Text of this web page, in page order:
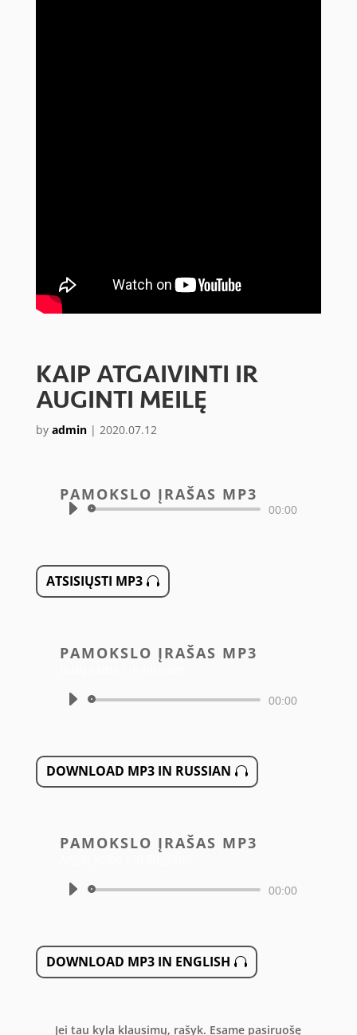
KAIP ATGAIVINTI IR
AUGINTI MEILĘ
by admin| 2020.07.12
PAMOKSLO ĮRAŠAS MP3
Audio
00:00
ATSISIŲSTI MP3
PAMOKSLO ĮRAŠAS MP3
Audio
00:00
DOWNLOAD MP3 IN RUSSIAN
PAMOKSLO ĮRAŠAS MP3
Audio
00:00
DOWNLOAD MP3 IN ENGLISH
Jei tau kyla klausimų, rašyk. Esame pasiruošę